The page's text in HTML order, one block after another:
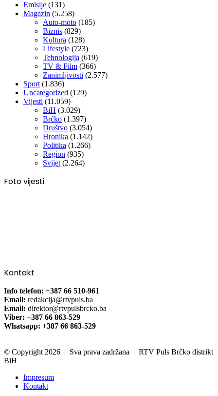
Emisije (131)
Magazin (5.258)
Auto-moto (185)
Biznis (829)
Kultura (128)
Lifestyle (723)
Tehnologija (619)
TV & Film (366)
Zanimljivosti (2.577)
Sport (1.836)
Uncategorized (129)
Vijesti (11.059)
BiH (3.029)
Brčko (1.397)
Društvo (3.054)
Hronika (1.142)
Politika (1.266)
Region (935)
Svijet (2.264)
Foto vijesti
Kontakt
Info telefon: +387 66 510-961
Email: redakcija@rtvpuls.ba
Email: direktor@rtvpulsbrcko.ba
Viber: +387 66 863-529
Whatsapp: +387 66 863-529
© Copyright 2026 | Sva prava zadržana | RTV Puls Brčko distrikt
BiH
Impresum
Kontakt